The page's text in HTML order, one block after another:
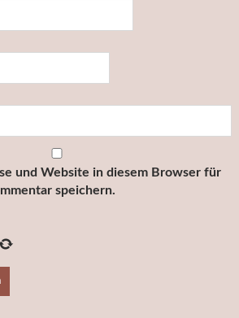
und Website in diesem Browser für
speichern.